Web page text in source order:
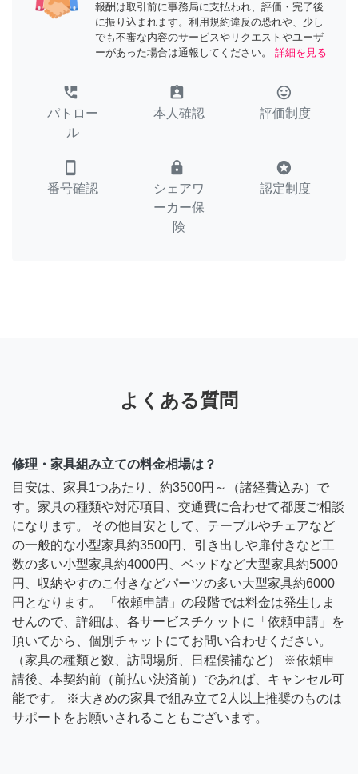
報酬は取引前に事務局に支払われ、評価・完了後
に振り込まれます。利用規約違反の恐れや、少し
でも不審な内容のサービスやリクエストやユーザ
ーがあった場合は通報してください。
詳細を見る
perm_phone_msg
パトロー
ル
assignment_ind
本人確認
tag_faces
評価制度
smartphone
番号確認
lock
シェアワ
ーカー保
険
stars
認定制度
よくある質問
修理・家具組み立ての料金相場は？
目安は、家具1つあたり、約3500円～（諸経費込み）で
す。家具の種類や対応項目、交通費に合わせて都度ご相談
になります。 その他目安として、テーブルやチェアなど
の一般的な小型家具約3500円、引き出しや扉付きなど工
数の多い小型家具約4000円、ベッドなど大型家具約5000
円、収納やすのこ付きなどパーツの多い大型家具約6000
円となります。 「依頼申請」の段階では料金は発生しま
せんので、詳細は、各サービスチケットに「依頼申請」を
頂いてから、個別チャットにてお問い合わせください。
（家具の種類と数、訪問場所、日程候補など） ※依頼申
請後、本契約前（前払い決済前）であれば、キャンセル可
能です。 ※大きめの家具で組み立て2人以上推奨のものは
サポートをお願いされることもございます。